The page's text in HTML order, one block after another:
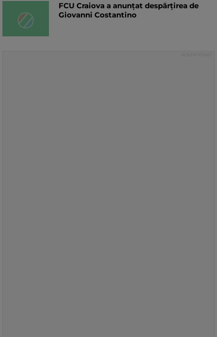
FCU Craiova a anunțat despărțirea de
Giovanni Costantino